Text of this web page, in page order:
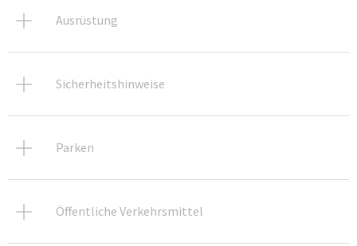
Ausrüstung
Sicherheitshinweise
Parken
Öffentliche Verkehrsmittel